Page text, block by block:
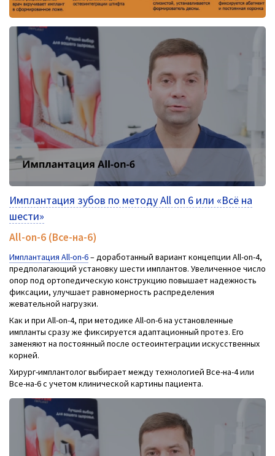
All-on-6 (Все-на-6)
Имплантация All-on-6– доработанный вариант концепции All-on-4,
предполагающий установку шести имплантов. Увеличенное число
опор под ортопедическую конструкцию повышает надежность
фиксации, улучшает равномерность распределения
жевательной нагрузки.
Как и при All-on-4, при методике All-on-6 на установленные
импланты сразу же фиксируется адаптационный протез. Его
заменяют на постоянный после остеоинтеграции искусственных
корней.
Хирург-имплантолог выбирает между технологией Все-на-4 или
Все-на-6 с учетом клинической картины пациента.
Имплантация зубов по методу All on 6 или «Всё на
шести»